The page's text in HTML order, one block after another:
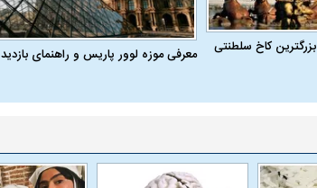
کاخ سلطنتی
معرفی موزه لوور پاریس و راهنمای بازدید